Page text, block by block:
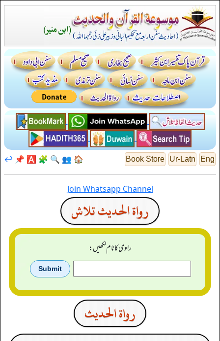
Eng
Ur-Latn
Book Store
🏠
👥
🔍
🧩
🅰️
📌
↩️
Join Whatsapp Channel
رواة الحديث تلاش
راوی کا نام لکھیں:
رواة الحدیث